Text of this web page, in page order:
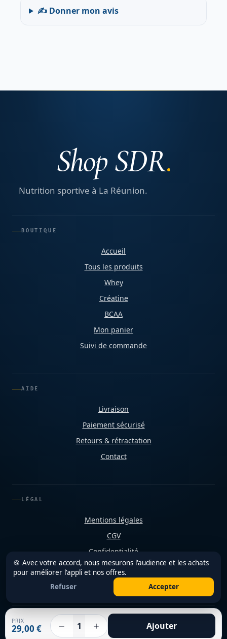
✍️ Donner mon avis
PRIX
29,00 € − 1 + Ajouter
Shop SDR
Nutrition sportive à La Réunion.
BOUTIQUE
Accueil
Tous les produits
Whey
Créatine
BCAA
Mon panier
Suivi de commande
AIDE
Livraison
Paiement sécurisé
Retours & rétractation
Contact
LÉGAL
Mentions légales
CGV
Confidentialité
Cookies
© 2026 Shop Diététique Réunion
🍪 Avec votre accord, nous mesurons l'audience et les achats
pour améliorer l'appli et nos offres.
Refuser
Accepter